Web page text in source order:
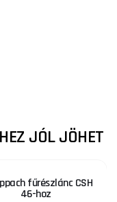
JÓL JÖHET
fűrészlánc CSH
46-hoz